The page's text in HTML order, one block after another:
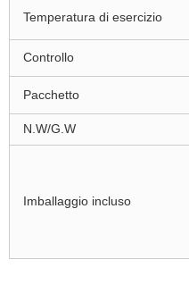
Temperatura di esercizio
Controllo
Pacchetto
N.W/G.W
Imballaggio incluso